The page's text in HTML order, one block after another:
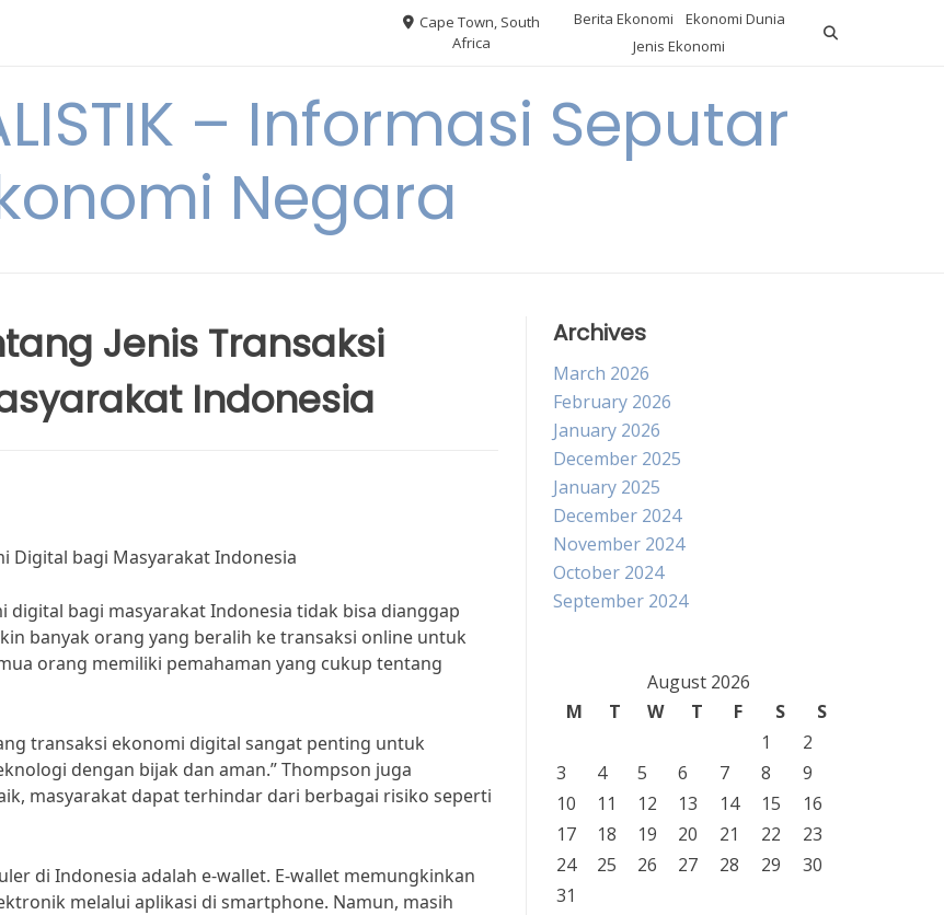
Cape Town, South
Africa
Berita Ekonomi
Ekonomi Dunia
Jenis Ekonomi
– Informasi Seputar
Negara
Jenis Transaksi
Indonesia
Digital bagi Masyarakat Indonesia
bagi masyarakat Indonesia tidak bisa dianggap
banyak orang yang beralih ke transaksi online untuk
orang memiliki pemahaman yang cukup tentang
transaksi ekonomi digital sangat penting untuk
dengan bijak dan aman.” Thompson juga
masyarakat dapat terhindar dari berbagai risiko seperti
di Indonesia adalah e-wallet. E-wallet memungkinkan
melalui aplikasi di smartphone. Namun, masih
Archives
March 2026
February 2026
January 2026
December 2025
January 2025
December 2024
November 2024
October 2024
September 2024
August 2026
M
T W T F S
S
1
2
3
4 5 6 7 8
9
10
11 12 13 14 15
16
17
18 19 20 21 22
23
24
25 26 27 28 29
30
31